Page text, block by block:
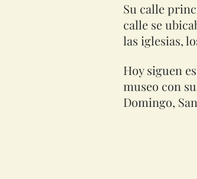
Su calle
calle se
las iglesias,
Hoy siguen
museo con
Domingo,